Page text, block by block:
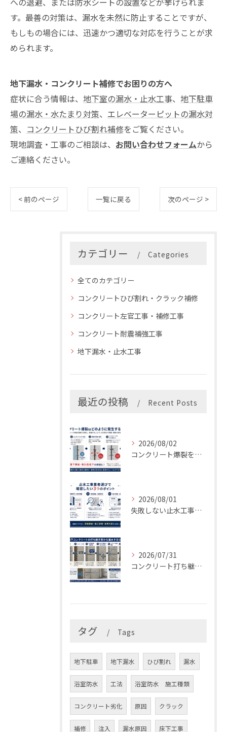
す。最善の対策は、漏水を未然に防止することですが、
もしもの場合には、迅速かつ適切な対応を行うことが求
められます。
地下漏水・コンクリート補修でお困りの方へ
症状に合う情報は、 地下室の漏水・止水工事、 地下駐車
場の漏水・水たまり対策、 エレベーターピットの漏水対
策、 コンクリートひび割れ補修をご覧ください。
現地調査・工事のご相談は、 お問い合わせフォームから
ご連絡ください。
< 前のページ 一覧に戻る 次のページ >
カテゴリー Categories
全てのカテゴリー
コンクリートひび割れ・クラック補修
コンクリート左官工事・補修工事
コンクリート耐震補強工事
地下漏水・止水工事
最近の投稿 Recent Posts
2026/08/02
コンクリート爆裂を放置すると危険？補修費用・原因・対策を専門業者が解説
2026/08/01
失敗しない止水工事業者の選び方｜後悔しない3つのチェックポイント【LIFIX】
2026/07/31
コンクリート打ち継ぎ部からの漏水原因とは？最適な止水材と止水工法を解説
タグ Tags
地下駐車 地下漏水 ひび割れ 漏水
浴室防水 工法 浴室防水 施工種類
コンクリート劣化 原因 クラック
補修 注入 漏水原因 床下工事